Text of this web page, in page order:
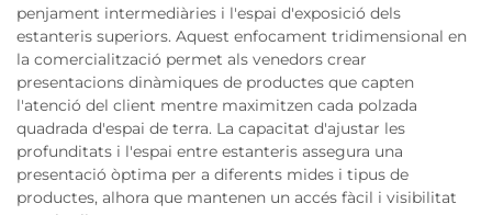
penjament intermediàries i l'espai d'exposició dels
estanteris superiors. Aquest enfocament tridimensional en
la comercialització permet als venedors crear
presentacions dinàmiques de productes que capten
l'atenció del client mentre maximitzen cada polzada
quadrada d'espai de terra. La capacitat d'ajustar les
profunditats i l'espai entre estanteris assegura una
presentació òptima per a diferents mides i tipus de
productes, alhora que mantenen un accés fàcil i visibilitat